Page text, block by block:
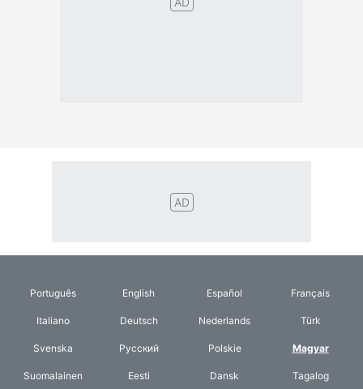
AD
Português English Español Français
Italiano Deutsch Nederlands Türk
Svenska Русский Polskie Magyar
Suomalainen Eesti Dansk Tagalog